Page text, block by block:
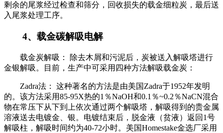
剩余的尾浆经过检查和筛分，回收损失的载金细粒炭，最后送
入尾浆处理工序。
4、载金碳解吸电解
载金炭解吸： 除去木屑和污泥后，炭被送入解吸塔进行
金银解吸。目前，生产中可采用四种方法解吸载金炭：
Zadra法： 这种著名的方法是由美国Zadra于1952年发明
的。该方法采用85-95X热的1％NaOH和0.1％~0.2％NaCN混合
物在常压下从下到上依次通过两个解吸塔，解吸得到的贵金属
溶液送去电镀金、银。电镀结束后，脱金液（贫液）返回1号
解吸柱，解吸时间约为40-72小时。美国Homestake金选厂采用